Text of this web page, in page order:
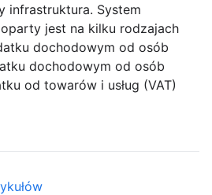
infrastruktura. System
jest na kilku rodzajach
dochodowym od osób
dochodowym od osób
od towarów i usług (VAT)